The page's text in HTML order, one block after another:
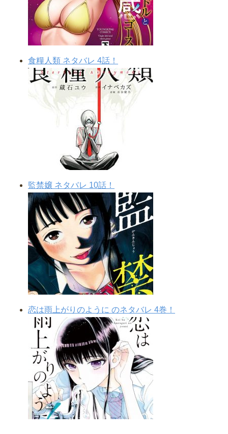
食糧人類 ネタバレ 4話！
監禁嬢 ネタバレ 10話！
恋は雨上がりのように のネタバレ 4巻！